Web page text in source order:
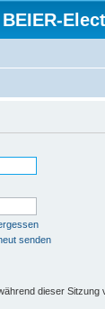
BEIER-
senden
dieser Sitzung